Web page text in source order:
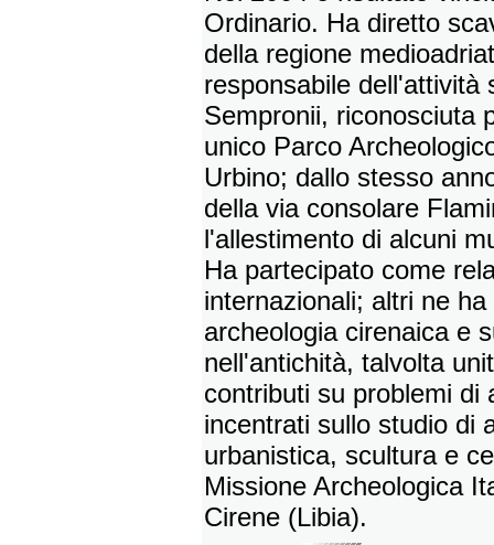
Ordinario. Ha diretto
della regione
responsabile dell'attività
Sempronii, riconosciuta
unico Parco
Urbino; dallo stesso
della via consolare
l'allestimento di alcuni
Ha partecipato come
internazionali; altri ne
archeologia cirenaica e
nell'antichità, talvolta
contributi su problemi di
incentrati sullo studio di
urbanistica, scultura e
Missione Archeologica
Cirene (Libia).